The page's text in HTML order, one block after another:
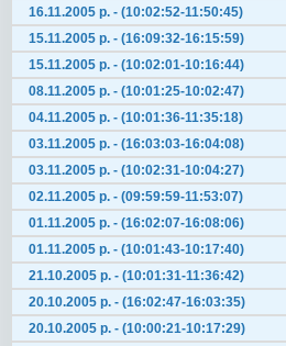
16.11.2005 р. - (10:02:52-11:50:45)
15.11.2005 р. - (16:09:32-16:15:59)
15.11.2005 р. - (10:02:01-10:16:44)
08.11.2005 р. - (10:01:25-10:02:47)
04.11.2005 р. - (10:01:36-11:35:18)
03.11.2005 р. - (16:03:03-16:04:08)
03.11.2005 р. - (10:02:31-10:04:27)
02.11.2005 р. - (09:59:59-11:53:07)
01.11.2005 р. - (16:02:07-16:08:06)
01.11.2005 р. - (10:01:43-10:17:40)
21.10.2005 р. - (10:01:31-11:36:42)
20.10.2005 р. - (16:02:47-16:03:35)
20.10.2005 р. - (10:00:21-10:17:29)